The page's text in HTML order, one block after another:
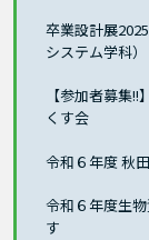
卒業設計展
システム学科）
【参加者募集
くす会
令和６年度 秋
令和６年度生
す